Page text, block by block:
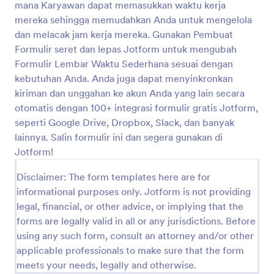
mana Karyawan dapat memasukkan waktu kerja
mereka sehingga memudahkan Anda untuk mengelola
dan melacak jam kerja mereka. Gunakan Pembuat
Formulir seret dan lepas Jotform untuk mengubah
Formulir Lembar Waktu Sederhana sesuai dengan
kebutuhan Anda. Anda juga dapat menyinkronkan
kiriman dan unggahan ke akun Anda yang lain secara
otomatis dengan 100+ integrasi formulir gratis Jotform,
seperti Google Drive, Dropbox, Slack, dan banyak
lainnya. Salin formulir ini dan segera gunakan di
Jotform!
Disclaimer: The form templates here are for
informational purposes only. Jotform is not providing
legal, financial, or other advice, or implying that the
forms are legally valid in all or any jurisdictions. Before
using any such form, consult an attorney and/or other
applicable professionals to make sure that the form
meets your needs, legally and otherwise.
lepas kami untuk mengubah Formulir Pengajuan Cuti
sesuai dengan kebutuhan Anda. Anda juga dapat
menyinkronkan kiriman tanggapan dan unggahan ke
akun Anda yang lain secara otomatis dengan 100+
integrasi formulir gratis kami, seperti Google Drive,
Dropbox, Slack, dan banyak lainnya. Salin formulir ini
dan segera gunakan di Jotform!
Pratinjau